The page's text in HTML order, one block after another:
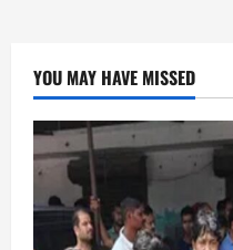
YOU MAY HAVE MISSED